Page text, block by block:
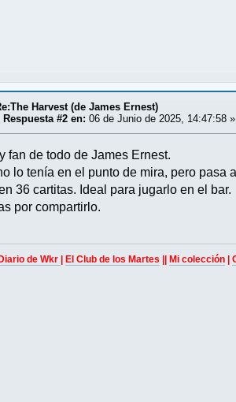
Harvest (de James Ernest)
Respuesta #2 en: 06 de Junio de 2025, 14:47:58 »
fan de todo de James Ernest.
lo tenía en el punto de mira, pero pasa
36 cartitas. Ideal para jugarlo en el bar.
por compartirlo.
Diario de Wkr El Club de los Martes Mi colección |